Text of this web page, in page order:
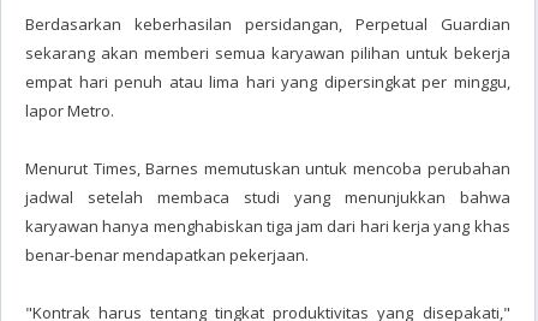
Berdasarkan keberhasilan persidangan, Perpetual Guardian
sekarang akan memberi semua karyawan pilihan untuk bekerja
empat hari penuh atau lima hari yang dipersingkat per minggu,
lapor Metro.
Menurut Times, Barnes memutuskan untuk mencoba perubahan
jadwal setelah membaca studi yang menunjukkan bahwa
karyawan hanya menghabiskan tiga jam dari hari kerja yang khas
benar-benar mendapatkan pekerjaan.
"Kontrak harus tentang tingkat produktivitas yang disepakati,"